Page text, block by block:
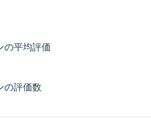
の平均評価
の評価数